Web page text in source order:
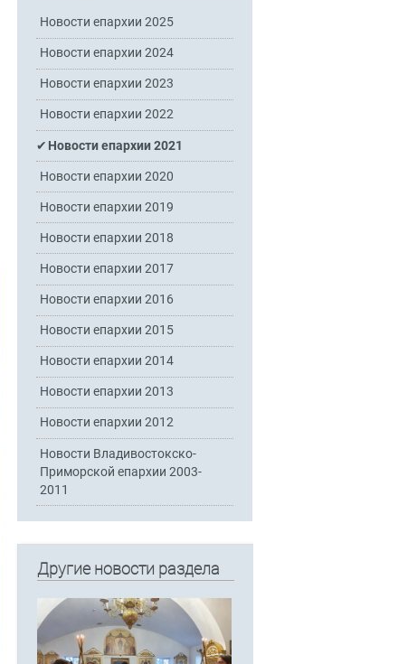
Новости епархии 2025
Новости епархии 2024
Новости епархии 2023
Новости епархии 2022
Новости епархии 2021
Новости епархии 2020
Новости епархии 2019
Новости епархии 2018
Новости епархии 2017
Новости епархии 2016
Новости епархии 2015
Новости епархии 2014
Новости епархии 2013
Новости епархии 2012
Новости Владивостокско-
Приморской епархии 2003-
2011
Другие новости раздела